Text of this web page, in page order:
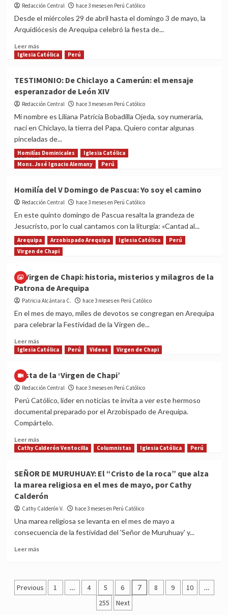
y
su
año
pontificado
peruano
marcado
por
paz
Redacción Central hace 3 meses en Perú Católico
Desde el miércoles 29 de abril hasta el domingo 3 de mayo, la
Arquidiócesis de Arequipa celebró la fiesta de...
Leer másRead
more
Más
de
210
celebraron
la
fiesta
de
la
de
Chapi
Iglesia Católica Perú
TESTIMONIO: De Chiclayo a Camerún: el mensaje
esperanzador de León XIV
Redacción Central hace 3 meses en Perú Católico
Mi nombre es Liliana Patricia Bobadilla Ojeda, soy numeraria,
nací en Chiclayo, la tierra del Papa. Quiero contar algunas
pinceladas de...
Leer másRead
more
De
Chiclayo
a
Camerún:
mensaje
esperanzador
XIV
Homilías Dominicales
Iglesia Católica
Mons. José Ignacio Alemany
Perú
Homilía del V Domingo de Pascua: Yo soy el camino
Redacción Central hace 3 meses en Perú Católico
En este quinto domingo de Pascua resalta la grandeza de
Jesucristo, por lo cual cantamos con la liturgia: «Cantad al...
Leer másRead
more
del
V
Domingo
Yo
el
Arequipa Arzobispado Arequipa Iglesia Católica
Perú
Virgen de Chapi
La Virgen de Chapi: historia, misterios y milagros de la
Patrona de Arequipa
Patricia Alcántara C. hace 3 meses en Perú Católico
En el mes de mayo, miles de devotos se congregan en Arequipa
para celebrar la Festividad de la Virgen de...
Leer másRead
more
Virgen
de
Chapi:
historia,
misterios
y
de
de
Arequipa
Iglesia Católica Perú Videos Virgen de Chapi
Fiesta de la ‘Virgen de Chapi’
Redacción Central hace 3 meses en Perú Católico
Perú Católico, líder en noticias te invita a ver este hermoso
documental preparado por el Arzobispado de Arequipa.
Compártelo.
Leer másRead
more
de
la
‘Virgen
de
Cathy Calderón Ventocilla Columnistas Iglesia Católica Perú
SEÑOR DE MURUHUAY: El “Cristo de la roca” que alza
la marea religiosa en el mes de mayo, por Cathy
Calderón
Cathy Calderón V. hace 3 meses en Perú Católico
Una marea religiosa se levanta en el mes de mayo a
consecuencia de la festividad del 'Señor de Muruhuay' y...
Leer másRead
DE
MURUHUAY:
Posts
Previous 1 … 4 5 6 7 8 9 10 …
255 Next